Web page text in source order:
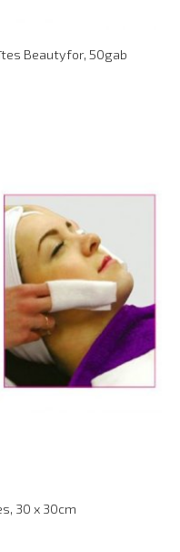
Beautyfor, 50gab
30 x 30cm